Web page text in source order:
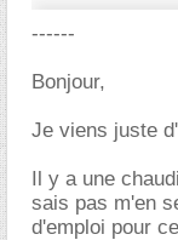
------
Bonjour,
Je viens juste
Il y a une
sais pas m'en
d'emploi pour